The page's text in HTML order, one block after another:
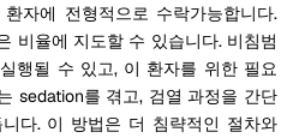
자에 전형적으로 수락가능합니다.
비율에 지도할 수 있습니다. 비침범
행될 수 있고, 이 환자를 위한 필요
sedation를 겪고, 검열 과정을 간단
다. 이 방법은 더 침략적인 절차와